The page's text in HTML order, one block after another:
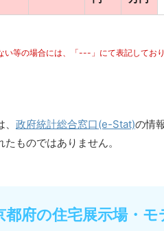
い等の場合には、「---」にて表記しており
政府統計総合窓口(e-Stat)の情
たものではありません。
都府の住宅展示場・